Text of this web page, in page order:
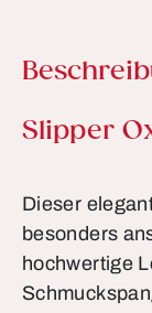
Slipper
Dieser
besonders
hochwertige